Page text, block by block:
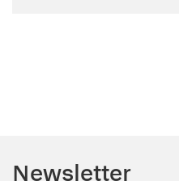
Newsletter